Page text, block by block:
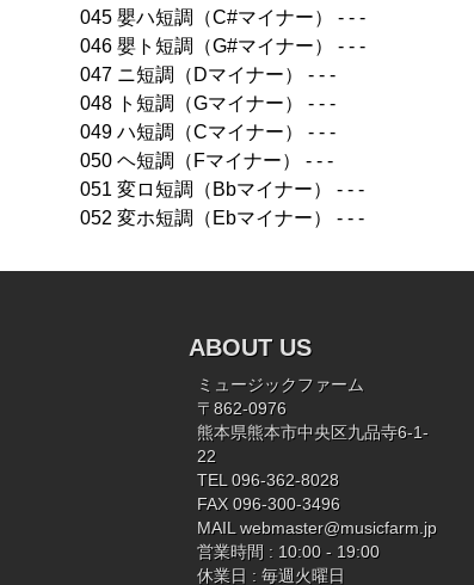
045 嬰ハ短調（C#マイナー） - - -
046 嬰ト短調（G#マイナー） - - -
047 ニ短調（Dマイナー） - - -
048 ト短調（Gマイナー） - - -
049 ハ短調（Cマイナー） - - -
050 ヘ短調（Fマイナー） - - -
051 変ロ短調（Bbマイナー） - - -
052 変ホ短調（Ebマイナー） - - -
ABOUT US
ミュージックファーム
〒862-0976
熊本県熊本市中央区九品寺6-1-
22
TEL 096-362-8028
FAX 096-300-3496
MAIL webmaster@musicfarm.jp
営業時間 : 10:00 - 19:00
休業日 : 毎週火曜日